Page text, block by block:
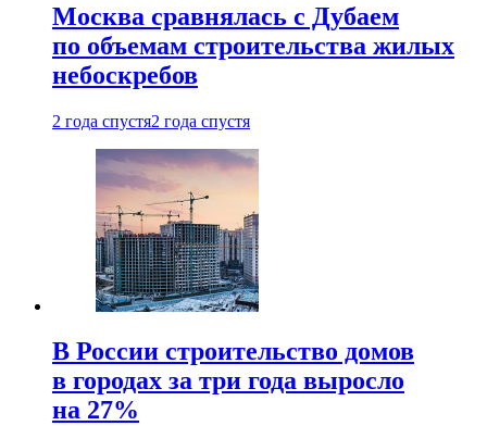
Москва сравнялась с Дубаем
по объемам строительства жилых
небоскребов
2 года спустя2 года спустя
В России строительство домов
в городах за три года выросло
на 27%